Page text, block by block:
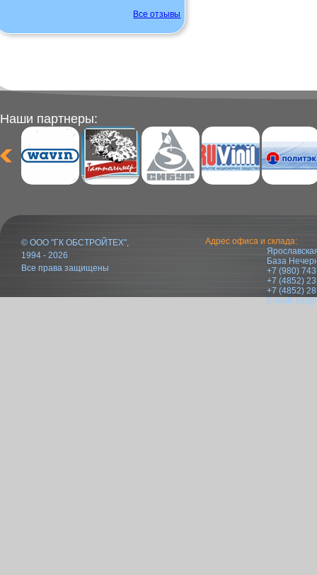
Все отзывы
Наши партнеры:
© ООО "ГК ОБСТРОЙТЕХ",
1994 - 2026
Все права защищены
Адрес офиса и склада:
База
+7 (980)
+7 (4852)
+7 (4852)
E-mail: